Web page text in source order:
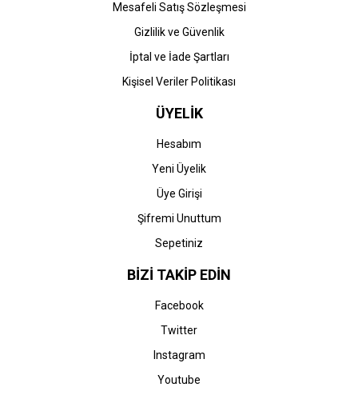
Mesafeli Satış Sözleşmesi
Gizlilik ve Güvenlik
İptal ve İade Şartları
Kişisel Veriler Politikası
ÜYELİK
Hesabım
Yeni Üyelik
Üye Girişi
Şifremi Unuttum
Sepetiniz
BİZİ TAKİP EDİN
Facebook
Twitter
Instagram
Youtube